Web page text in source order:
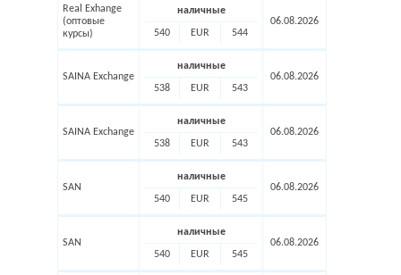
Real Exhange
(оптовые
курсы)
наличные
540 EUR 544
06.08.2026
SAINA Exchange
наличные
538 EUR 543
06.08.2026
SAINA Exchange
наличные
538 EUR 543
06.08.2026
SAN
наличные
540 EUR 545
06.08.2026
SAN
наличные
540 EUR 545
06.08.2026